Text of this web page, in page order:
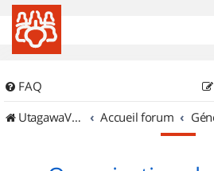
FAQ
UtagawaVTT (Randos VTT et VTTAE avec traces GPS)
Accueil forum